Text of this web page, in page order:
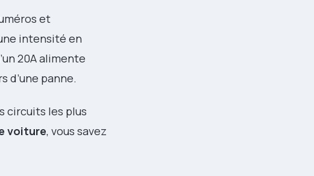
et
intensité en
20A alimente
d’une panne.
circuits les plus
voiture, vous savez